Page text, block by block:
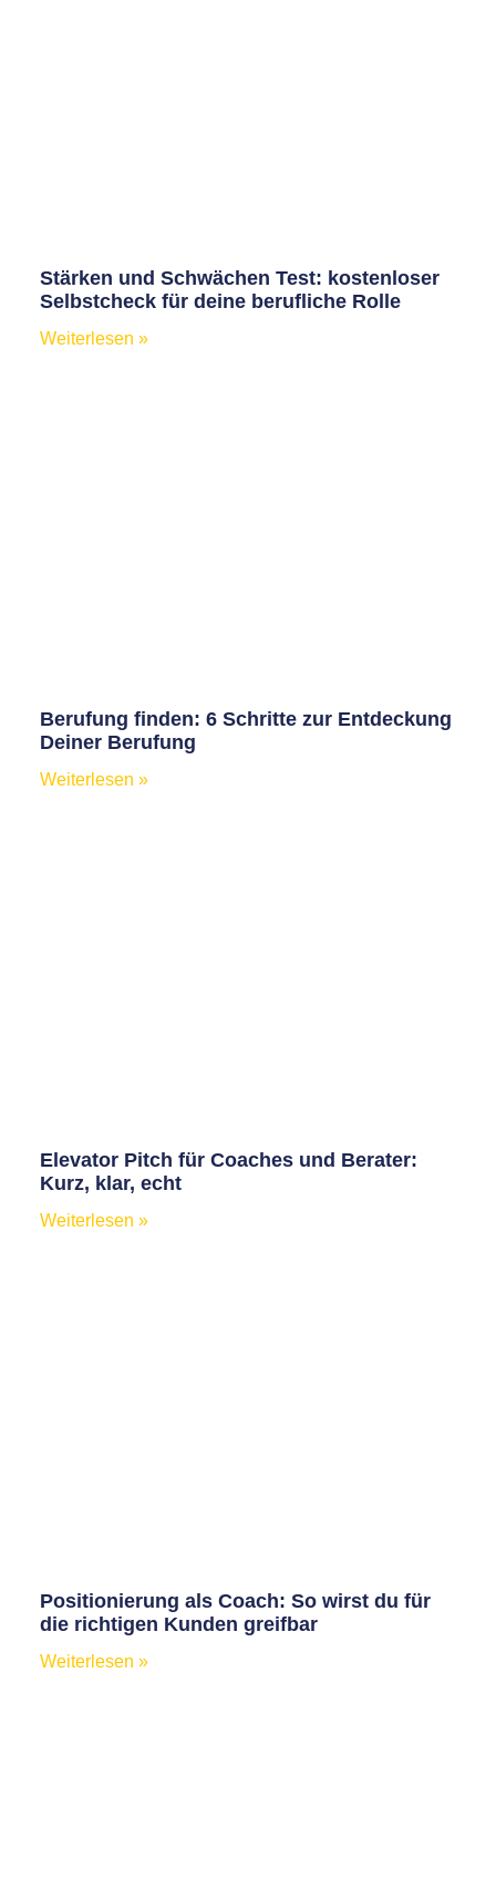
Stärken und Schwächen Test: kostenloser
Selbstcheck für deine berufliche Rolle
Weiterlesen »
Berufung finden: 6 Schritte zur Entdeckung
Deiner Berufung
Weiterlesen »
Elevator Pitch für Coaches und Berater:
Kurz, klar, echt
Weiterlesen »
Positionierung als Coach: So wirst du für
die richtigen Kunden greifbar
Weiterlesen »